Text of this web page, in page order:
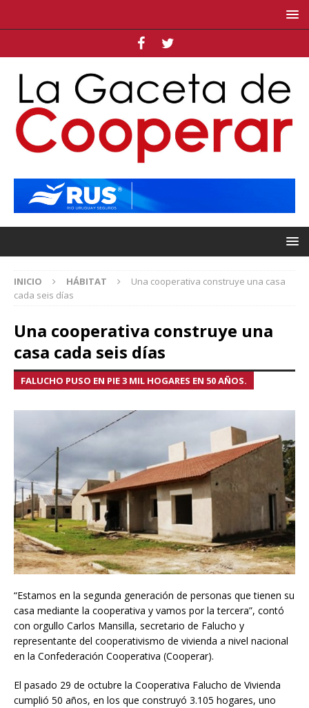
INICIO HÁBITAT
Una cooperativa construye una casa
cada seis días
Una cooperativa construye una
casa cada seis días
FALUCHO PUSO EN PIE 3 MIL HOGARES EN 50 AÑOS.
“Estamos en la segunda generación de personas que tienen su
casa mediante la cooperativa y vamos por la tercera”, contó
con orgullo Carlos Mansilla, secretario de Falucho y
representante del cooperativismo de vivienda a nivel nacional
en la Confederación Cooperativa (Cooperar).
El pasado 29 de octubre la Cooperativa Falucho de Vivienda
cumplió 50 años, en los que construyó 3.105 hogares, uno